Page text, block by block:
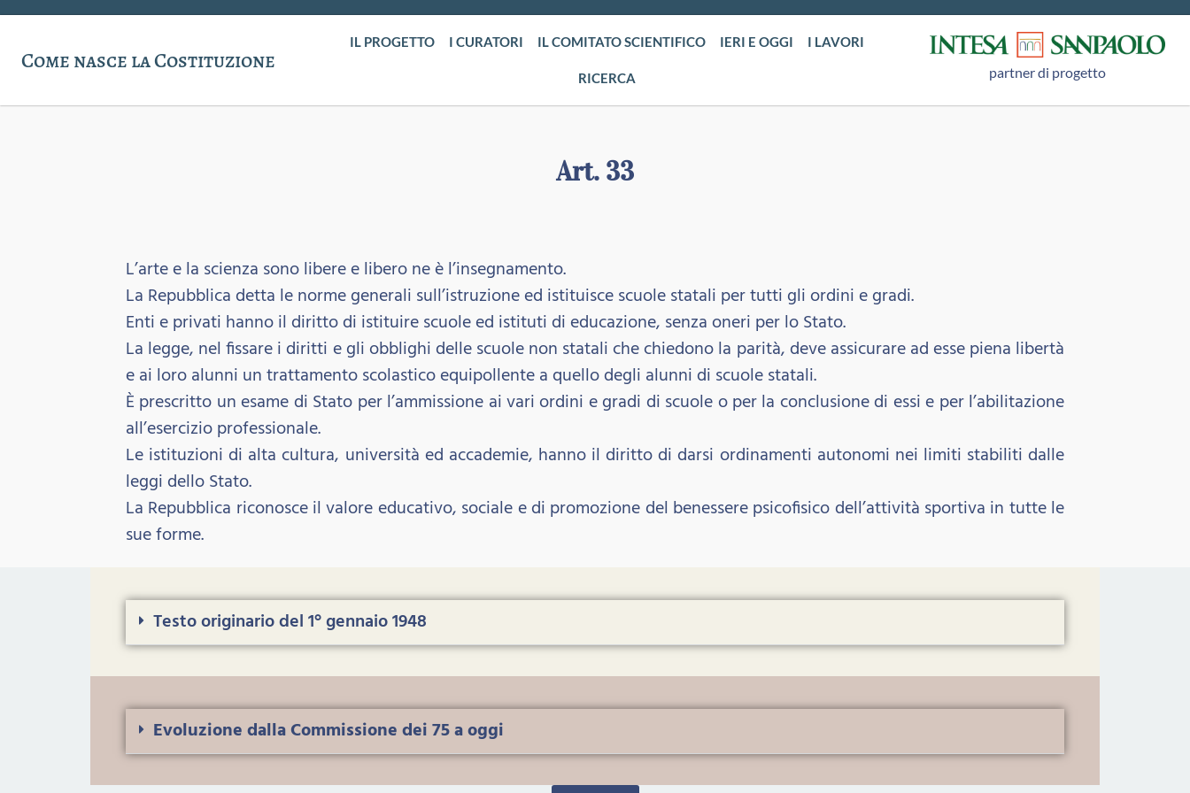
Come nasce la Costituzione
IL PROGETTO I CURATORI IL COMITATO SCIENTIFICO IERI E OGGI I LAVORI
RICERCA partner di progetto
Art. 33
L’arte e la scienza sono libere e libero ne è l’insegnamento.
La Repubblica detta le norme generali sull’istruzione ed istituisce scuole statali per tutti gli ordini e gradi.
Enti e privati hanno il diritto di istituire scuole ed istituti di educazione, senza oneri per lo Stato.
La legge, nel fissare i diritti e gli obblighi delle scuole non statali che chiedono la parità, deve assicurare ad esse piena libertà
e ai loro alunni un trattamento scolastico equipollente a quello degli alunni di scuole statali.
È prescritto un esame di Stato per l’ammissione ai vari ordini e gradi di scuole o per la conclusione di essi e per l’abilitazione
all’esercizio professionale.
Le istituzioni di alta cultura, università ed accademie, hanno il diritto di darsi ordinamenti autonomi nei limiti stabiliti dalle
leggi dello Stato.
La Repubblica riconosce il valore educativo, sociale e di promozione del benessere psicofisico dell’attività sportiva in tutte le
sue forme.
Testo originario del 1° gennaio 1948
Evoluzione dalla Commissione dei 75 a oggi